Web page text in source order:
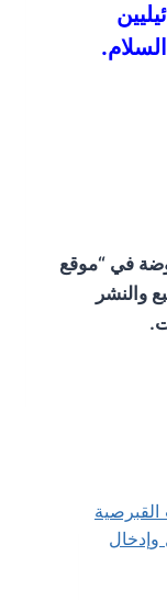
في “موقع
والنشر